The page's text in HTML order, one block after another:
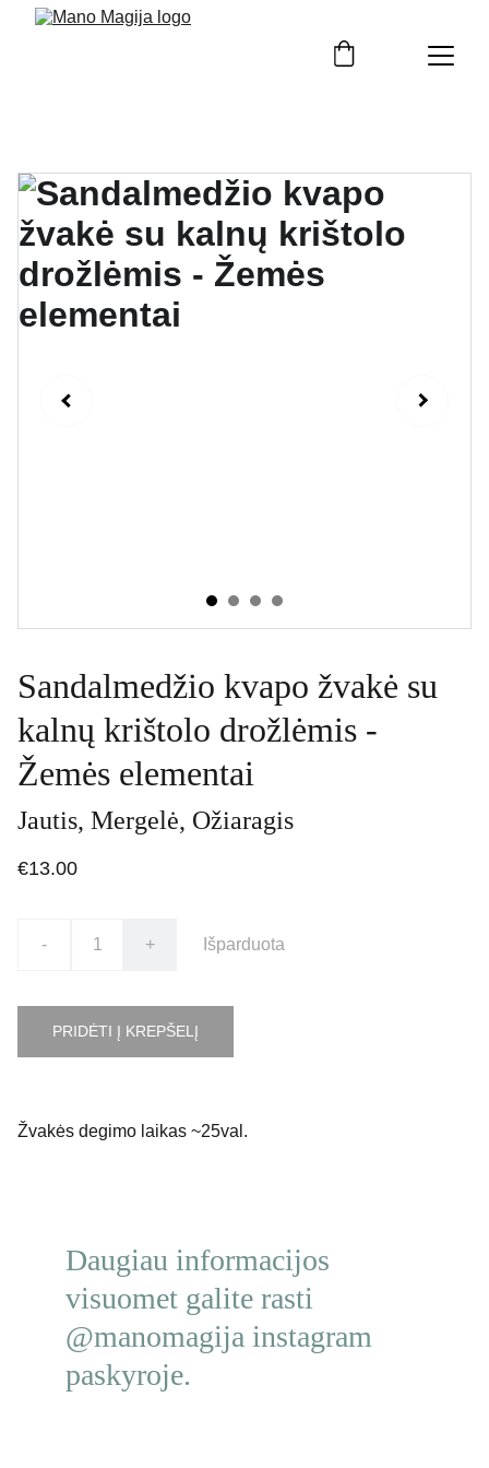
Sandalmedžio kvapo žvakė su
kalnų krištolo drožlėmis -
Žemės elementai
Jautis, Mergelė, Ožiaragis
€13.00
- + Išparduota
PRIDĖTI Į KREPŠELĮ
Žvakės degimo laikas ~25val.
Daugiau informacijos
visuomet galite rasti
@manomagija instagram
paskyroje.